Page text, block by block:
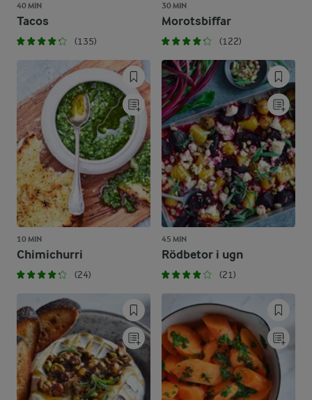
40 MIN
Tacos
(135)
30 MIN
Morotsbiffar
(122)
10 MIN
Chimichurri
(24)
45 MIN
Rödbetor i ugn
(21)